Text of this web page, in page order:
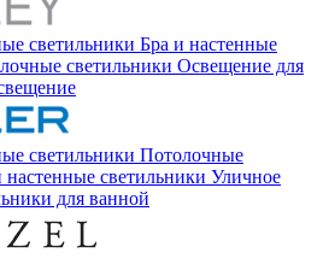
светильники Бра и настенные
светильники Освещение для
светильники Потолочные
настенные светильники Уличное
для ванной